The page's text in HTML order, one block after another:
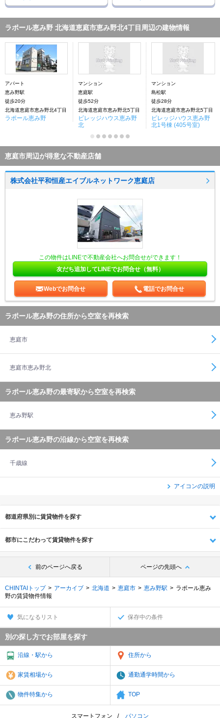
ラポール恵み野 北海道恵庭市恵み野北4丁目周辺の建物情報
アパート
恵み野駅
徒歩20分
北海道恵庭市恵み野北4丁目
ラポール恵み野
マンション
恵庭駅
徒歩52分
北海道恵庭市恵み野北5丁目
ビレッジハウス恵み野
北
マンション
島松駅
徒歩28分
北海道恵庭市恵み野北5丁目
ビレッジハウス恵み野
北1号棟 (405号室)
恵庭市周辺が得意な不動産店舗
株式会社平和恒産エイブルネットワーク恵庭店
この物件はLINEで不動産会社へお問合せができます！
友だち追加してLINEでお問合せ（無料）
Webでお問合せ 電話でお問合せ
ラポール恵み野の住所から空室を再検索
恵庭市
恵庭市恵み野北
ラポール恵み野の最寄駅から空室を再検索
恵み野駅
ラポール恵み野の沿線から空室を再検索
千歳線
アイコンの説明
都道府県別に賃貸物件を探す
都市にこだわって賃貸物件を探す
前のページへ戻る ページの先頭へ
CHINTAIトップ アーカイブ 北海道 恵庭市 恵み野駅
ラポール恵み
野の賃貸物件情報
気になるリスト 保存中の条件
別の探し方でお部屋を探す
沿線・駅から 住所から
家賃相場から 通勤通学時間から
物件特集から TOP
スマートフォン パソコン